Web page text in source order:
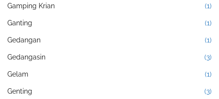
Gamping Krian (1)
Ganting (1)
Gedangan (1)
Gedangasin (3)
Gelam (1)
Genting (3)